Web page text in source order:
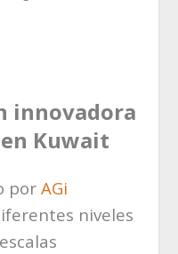
innovadora
Kuwait
por AGi
niveles